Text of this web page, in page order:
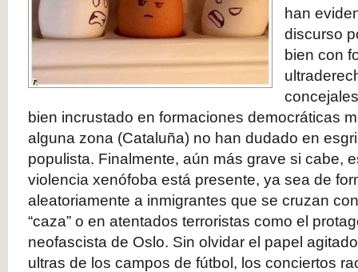
han
discurso
bien con
bien incrustado en formaciones democráticas
alguna zona (Cataluña) no han dudado en
populista. Finalmente, aún más grave si cabe,
violencia xenófoba está presente, ya sea de
aleatoriamente a inmigrantes que se cruzan
“caza” o en atentados terroristas como el
neofascista de Oslo. Sin olvidar el papel
ultras de los campos de fútbol, los conciertos